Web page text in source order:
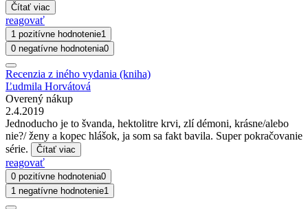
Čítať viac
reagovať
1 pozitívne hodnotenie1
0 negatívne hodnotenia0
Recenzia z iného vydania (kniha)
Ľudmila Horvátová
Overený nákup
2.4.2019
Jednoducho je to švanda, hektolitre krvi, zlí démoni, krásne/alebo
nie?/ ženy a kopec hlášok, ja som sa fakt bavila. Super pokračovanie
série.
Čítať viac
reagovať
0 pozitívne hodnotenia0
1 negatívne hodnotenie1